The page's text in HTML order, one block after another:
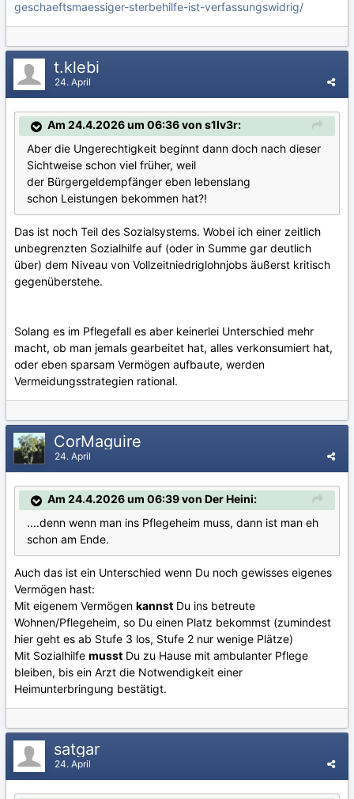
geschaeftsmaessiger-sterbehilfe-ist-verfassungswidrig/
t.klebi
24. April
Am 24.4.2026 um 06:36 von s1lv3r:
Aber die Ungerechtigkeit beginnt dann doch nach dieser
Sichtweise schon viel früher, weil
der Bürgergeldempfänger eben lebenslang
schon Leistungen bekommen hat?!
Das ist noch Teil des Sozialsystems. Wobei ich einer zeitlich
unbegrenzten Sozialhilfe auf (oder in Summe gar deutlich
über) dem Niveau von Vollzeitniedriglohnjobs äußerst kritisch
gegenüberstehe.
Solang es im Pflegefall es aber keinerlei Unterschied mehr
macht, ob man jemals gearbeitet hat, alles verkonsumiert hat,
oder eben sparsam Vermögen aufbaute, werden
Vermeidungsstrategien rational.
CorMaguire
24. April
Am 24.4.2026 um 06:39 von Der Heini:
....denn wenn man ins Pflegeheim muss, dann ist man eh
schon am Ende.
Auch das ist ein Unterschied wenn Du noch gewisses eigenes
Vermögen hast:
Mit eigenem Vermögen kannst Du ins betreute
Wohnen/Pflegeheim, so Du einen Platz bekommst (zumindest
hier geht es ab Stufe 3 los, Stufe 2 nur wenige Plätze)
Mit Sozialhilfe musst Du zu Hause mit ambulanter Pflege
bleiben, bis ein Arzt die Notwendigkeit einer
Heimunterbringung bestätigt.
satgar
24. April